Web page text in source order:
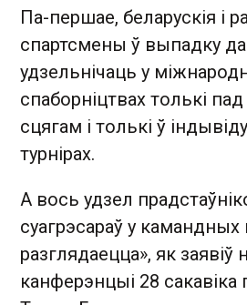
Па-першае, беларускія і
спартсмены ў выпадку
удзельнічаць у
спаборніцтвах толькі
сцягам і толькі ў
турнірах.
А вось удзел
суагрэсараў у камандных
разглядаецца», як заявіў
канферэнцыі 28